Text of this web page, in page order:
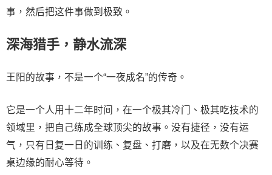
事，然后把这件事做到极致。
深海猎手，静水流深
王阳的故事，不是一个“一夜成名”的传奇。
它是一个人用十二年时间，在一个极其冷门、极其吃技术的
领域里，把自己练成全球顶尖的故事。没有捷径，没有运
气，只有日复一日的训练、复盘、打磨，以及在无数个决赛
桌边缘的耐心等待。